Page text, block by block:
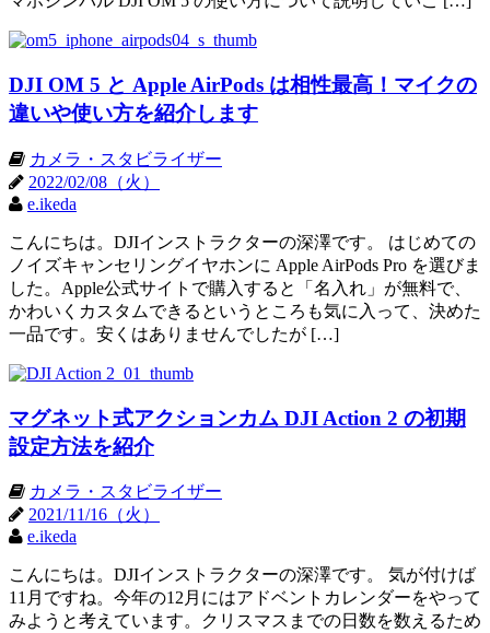
DJI OM 5 と Apple AirPods は相性最高！マイクの
違いや使い方を紹介します
カメラ・スタビライザー
2022/02/08（火）
e.ikeda
こんにちは。DJIインストラクターの深澤です。 はじめての
ノイズキャンセリングイヤホンに Apple AirPods Pro を選びま
した。Apple公式サイトで購入すると「名入れ」が無料で、
かわいくカスタムできるというところも気に入って、決めた
一品です。安くはありませんでしたが […]
マグネット式アクションカム DJI Action 2 の初期
設定方法を紹介
カメラ・スタビライザー
2021/11/16（火）
e.ikeda
こんにちは。DJIインストラクターの深澤です。 気が付けば
11月ですね。今年の12月にはアドベントカレンダーをやって
みようと考えています。クリスマスまでの日数を数えるため